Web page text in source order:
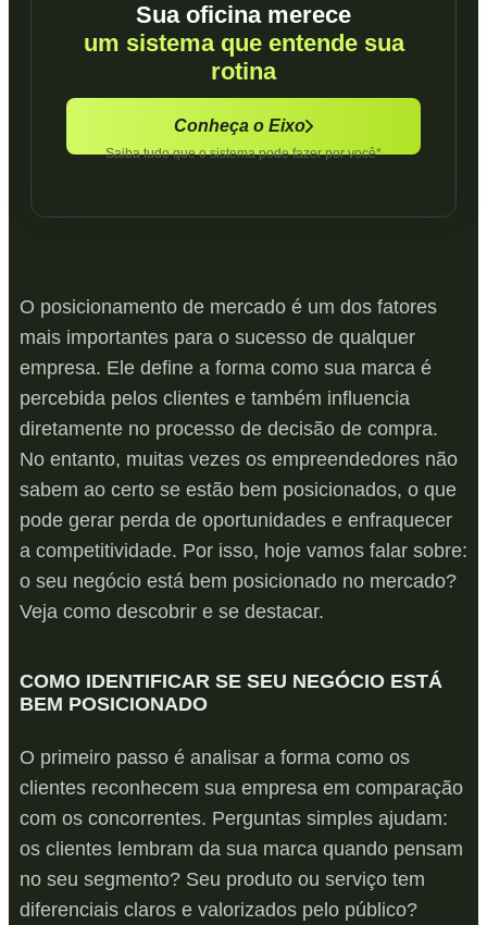
O posicionamento de mercado é um dos fatores
mais importantes para o sucesso de qualquer
empresa. Ele define a forma como sua marca é
percebida pelos clientes e também influencia
diretamente no processo de decisão de compra.
No entanto, muitas vezes os empreendedores não
sabem ao certo se estão bem posicionados, o que
pode gerar perda de oportunidades e enfraquecer
a competitividade. Por isso, hoje vamos falar sobre:
o seu negócio está bem posicionado no mercado?
Veja como descobrir e se destacar.
COMO IDENTIFICAR SE SEU NEGÓCIO ESTÁ
BEM POSICIONADO
O primeiro passo é analisar a forma como os
clientes reconhecem sua empresa em comparação
com os concorrentes. Perguntas simples ajudam:
os clientes lembram da sua marca quando pensam
no seu segmento? Seu produto ou serviço tem
diferenciais claros e valorizados pelo público?
Sua oficina merece
um sistema que entende sua
rotina
Conheça o Eixo
Saiba tudo que o sistema pode fazer por você*